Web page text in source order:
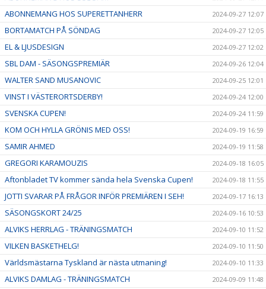
ABONNEMANG HOS SUPERETTANHERR 2024-09-27 12:07
BORTAMATCH PÅ SÖNDAG 2024-09-27 12:05
EL & LJUSDESIGN 2024-09-27 12:02
SBL DAM - SÄSONGSPREMIÄR 2024-09-26 12:04
WALTER SAND MUSANOVIC 2024-09-25 12:01
VINST I VÄSTERORTSDERBY! 2024-09-24 12:00
SVENSKA CUPEN! 2024-09-24 11:59
KOM OCH HYLLA GRÖNIS MED OSS! 2024-09-19 16:59
SAMIR AHMED 2024-09-19 11:58
GREGORI KARAMOUZIS 2024-09-18 16:05
Aftonbladet TV kommer sända hela Svenska Cupen! 2024-09-18 11:55
JOTTI SVARAR PÅ FRÅGOR INFÖR PREMIÄREN I SEH! 2024-09-17 16:13
SÄSONGSKORT 24/25 2024-09-16 10:53
ALVIKS HERRLAG - TRÄNINGSMATCH 2024-09-10 11:52
VILKEN BASKETHELG! 2024-09-10 11:50
Världsmästarna Tyskland är nästa utmaning! 2024-09-10 11:33
ALVIKS DAMLAG - TRÄNINGSMATCH 2024-09-09 11:48